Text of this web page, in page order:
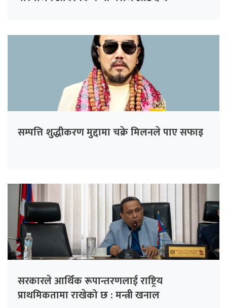
सम्पत्ति शुद्धीकरण मुद्दामा चक्रे मिलनले पाए सफाइ
सरकारले आर्थिक रूपान्तरणलाई राष्ट्रिय
प्राथमिकतामा राखेको छ : मन्त्री खनाल